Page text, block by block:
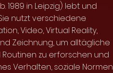
1989 in Leipzig) lebt und
nutzt verschiedene
Video, Virtual Reality,
Zeichnung, um alltägliche
zu erforschen und
Verhalten, soziale Normen